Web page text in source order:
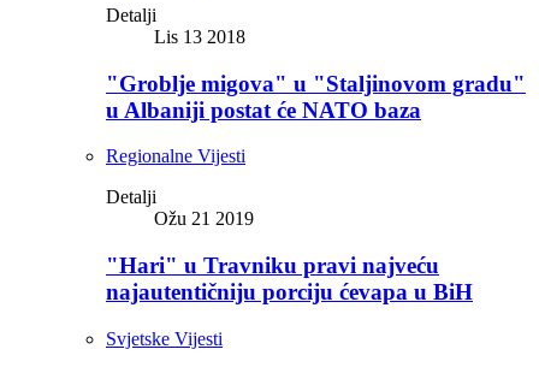
Detalji
Lis 13 2018
"Groblje migova" u "Staljinovom gradu"
u Albaniji postat će NATO baza
Regionalne Vijesti
Detalji
Ožu 21 2019
"Hari" u Travniku pravi najveću
najautentičniju porciju ćevapa u BiH
Svjetske Vijesti